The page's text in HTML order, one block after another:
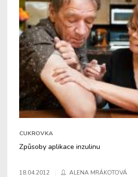
CUKROVKA
Způsoby aplikace inzulinu
18.04.2012 ALENA MRÁKOTOVÁ